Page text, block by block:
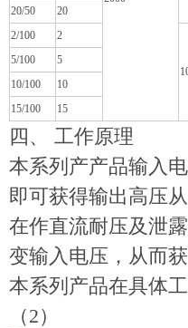
20/50
20
2/100
2
5/100
5
10/100
10
15/100
15
四、 工作原理
本系列产产品输入
即可获得输出高压
在作直流耐压及泄
变输入电压，从而
本系列产品在具体
（2）